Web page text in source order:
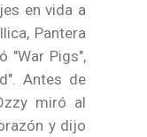
en vida a
Pantera
"War Pigs",
Antes de
miró al
y dijo